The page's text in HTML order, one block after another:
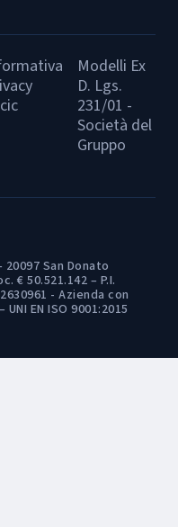
Modelli Ex
D. Lgs.
231/01 -
Società del
Gruppo
20097 San Donato
€ 50.521.142 – P.I.
- Azienda con
EN ISO 9001:2015